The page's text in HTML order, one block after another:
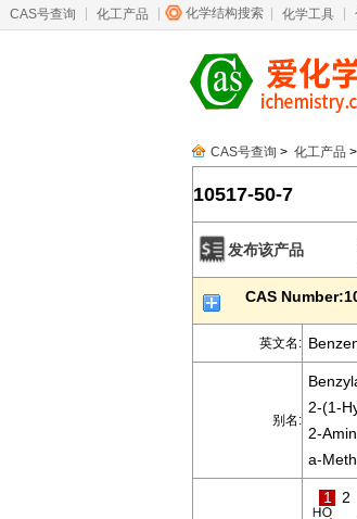
CAS号查询 化工产品 化学结构搜索 化学工具
CAS号查询 > 化工产品
10517-50-7
发布该产品
CAS
英文名:
别名:
2-(1-
2-
a-
1 2